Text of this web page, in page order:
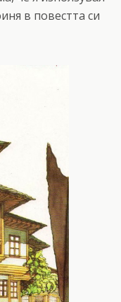
в повестта си